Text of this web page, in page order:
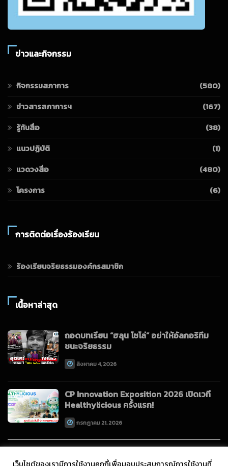
ข่าวและกิจกรรม
กิจกรรมสภาการ
(580)
ข่าวสารสภาการฯ
(167)
รู้ทันสื่อ
(38)
แนวปฏิบัติ
(1)
แวดวงสื่อ
(480)
โครงการ
(6)
การติดต่อเรื่องร้องเรียน
ร้องเรียนจริยธรรมองค์กรสมาชิก
เนื้อหาล่าสุด
ถอดบทเรียน “ฮลุน โซโล่” อย่าให้อัลกอริทึม
ชนะจริยธรรม
สิงหาคม 4, 2026
CP Innovation Exposition 2026 เปิดเวที
Healthylicious ครั้งแรก!
กรกฎาคม 21, 2026